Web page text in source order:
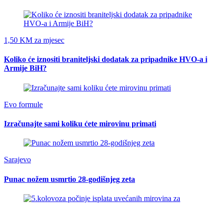
1,50 KM za mjesec
Koliko će iznositi braniteljski dodatak za pripadnike HVO-a i
Armije BiH?
Evo formule
Izračunajte sami koliku ćete mirovinu primati
Sarajevo
Punac nožem usmrtio 28-godišnjeg zeta